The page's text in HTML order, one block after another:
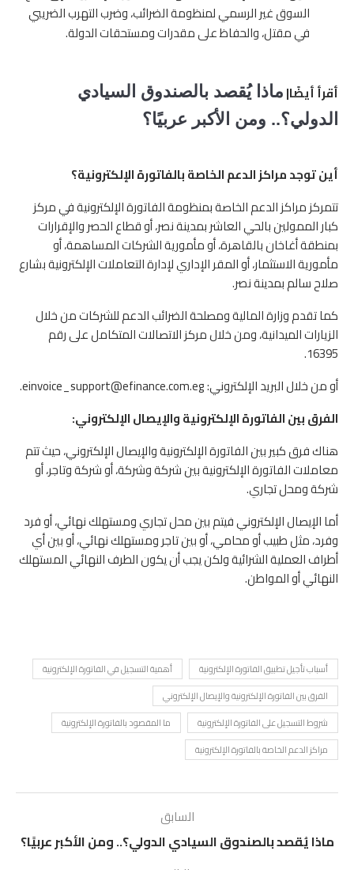
السوق غير الرسمي لمنظومة الضرائب، وضرب التهرب الضريبي
في مقتل، والحفاظ على مقدرات ومستحقات الدولة.
أقرأ أيضًا| ماذا يُقصد بالصندوق السيادي
الدولي؟.. ومن الأكبر عربيًا؟
أين توجد مراكز الدعم الخاصة بالفاتورة الإلكترونية؟
تتمركز مراكز الدعم الخاصة بمنظومة الفاتورة الإلكترونية في مركز
كبار الممولين بالحي العاشر بمدينة نصر، أو قطاع الحصر والإقرارات
بمنطقة أغاخان بالقاهرة، أو مأمورية الشركات المساهمة، أو
مأمورية الاستثمار، أو المقر الإداري لإدارة التعاملات الإلكترونية بشارع
صلاح سالم بمدينة نصر.
كما تقدم وزارة المالية ومصلحة الضرائب الدعم للشركات من خلال
الزيارات الميدانية، ومن خلال مركز الاتصالات المتكامل على رقم
16395.
أو من خلال البريد الإلكتروني:einvoice_support@efinance.com.eg
.
الفرق بين الفاتورة الإلكترونية والإيصال الإلكتروني:
هناك فرق كبير بين الفاتورة الإلكترونية والإيصال الإلكتروني، حيث تتم
معاملات الفاتورة الإلكترونية بين شركة وشركة، أو شركة وتاجر، أو
شركة ومحل تجاري.
أما الإيصال الإلكتروني فيتم بين محل تجاري ومستهلك نهائي، أو فرد
وفرد، مثل طبيب أو محامي، أو بين تاجر ومستهلك نهائي، أو بين أي
أطراف العملية الشرائية ولكن يجب أن يكون الطرف النهائي المستهلك
النهائي أو المواطن.
أسباب تأجيل تطبيق الفاتورة الإلكترونية
أهمية التسجيل في الفاتورة الإلكترونية
الفرق بين الفاتورة الإلكترونية والإيصال الإلكتروني
شروط التسجيل على الفاتورة الإلكترونية
ما المقصود بالفاتورة الإلكترونية
مراكز الدعم الخاصة بالفاتورة الإلكترونية
السابق
ماذا يُقصد بالصندوق السيادي الدولي؟.. ومن الأكبر عربيًا؟